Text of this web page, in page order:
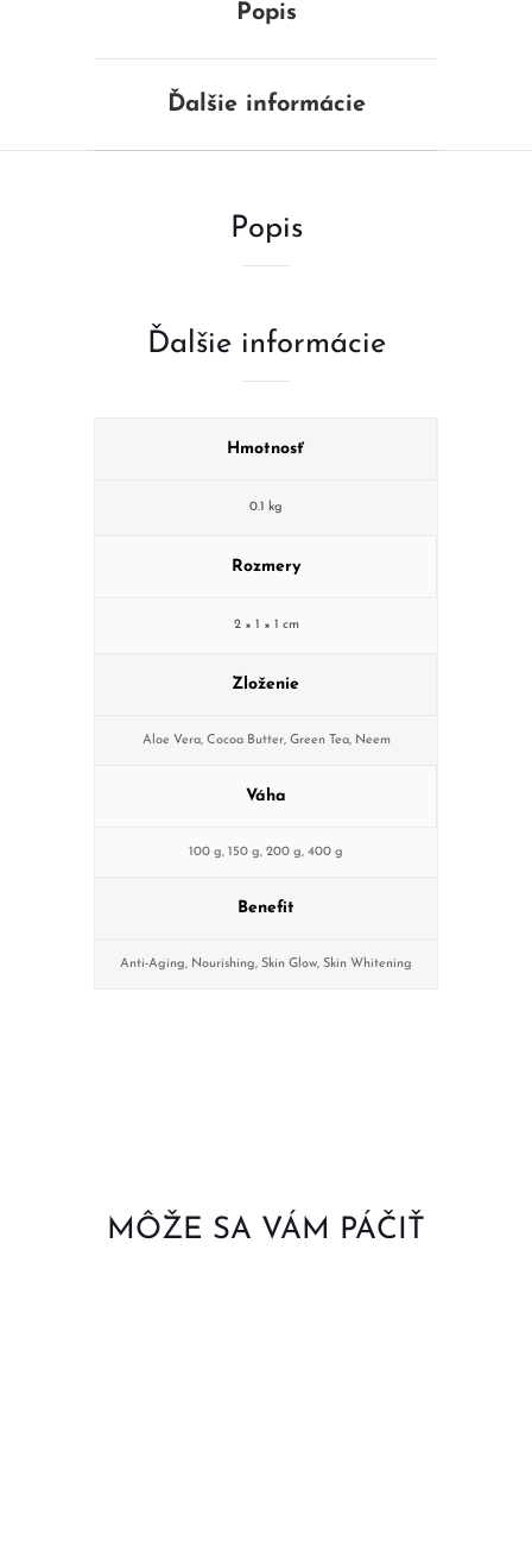
Popis
Ďalšie informácie
Popis
Ďalšie informácie
Hmotnosť
0.1 kg
Rozmery
2 × 1 × 1 cm
Zloženie
Aloe Vera, Cocoa Butter, Green Tea, Neem
Váha
100 g, 150 g, 200 g, 400 g
Benefit
Anti-Aging, Nourishing, Skin Glow, Skin Whitening
MÔŽE SA VÁM PÁČIŤ